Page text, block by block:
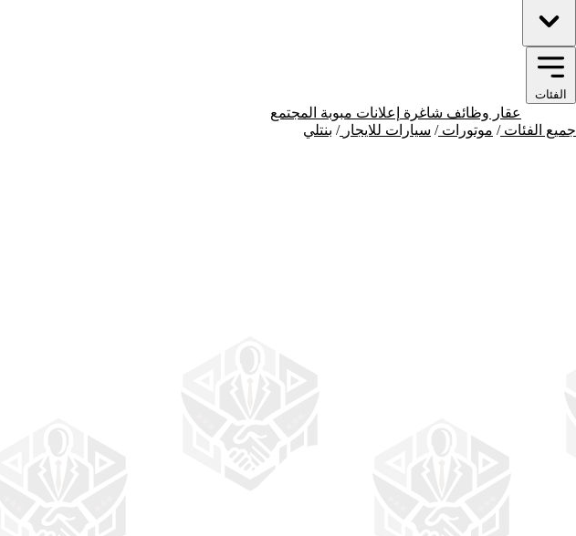
الفئات
عقار وظائف شاغرة إعلانات مبوبة المجتمع
جميع الفئات/ موتورات / سيارات للايجار / بنتلي